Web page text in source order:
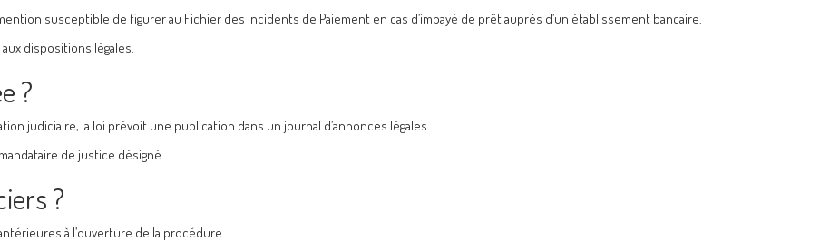
susceptible de figurer au Fichier des Incidents de Paiement en cas d’impayé de prêt auprès d’un établissement bancaire.
dispositions légales.
?
judiciaire, la loi prévoit une publication dans un journal d’annonces légales.
de justice désigné.
?
à l’ouverture de la procédure.